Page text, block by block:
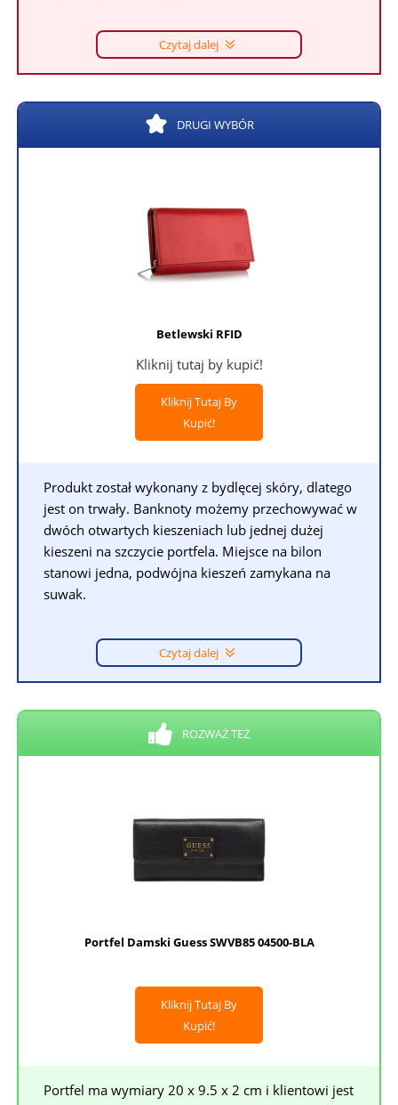
Czytaj dalej
DRUGI WYBÓR
Betlewski RFID
Kliknij tutaj by kupić!
Kliknij Tutaj By
Kupić!
Produkt został wykonany z bydlęcej skóry, dlatego
jest on trwały. Banknoty możemy przechowywać w
dwóch otwartych kieszeniach lub jednej dużej
kieszeni na szczycie portfela. Miejsce na bilon
stanowi jedna, podwójna kieszeń zamykana na
suwak.
Czytaj dalej
ROZWAŻ TEŻ
Portfel Damski Guess SWVB85 04500-BLA
Kliknij Tutaj By
Kupić!
Portfel ma wymiary 20 x 9.5 x 2 cm i klientowi jest